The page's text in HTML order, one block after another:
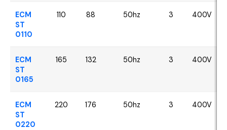
ECM
ST
0110
110 88 50hz 3 400V
ECM
ST
0165
165 132 50hz 3 400V
ECM
ST
0220
220 176 50hz 3 400V